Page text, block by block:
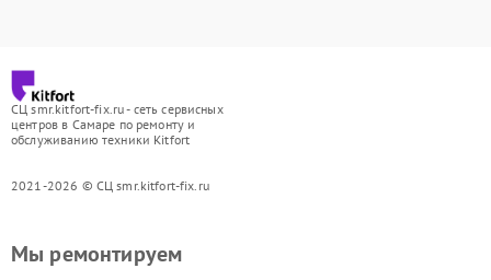
СЦ smr.kitfort-fix.ru - сеть сервисных
центров в Самаре по ремонту и
обслуживанию техники Kitfort
2021-2026 © СЦ smr.kitfort-fix.ru
Мы ремонтируем